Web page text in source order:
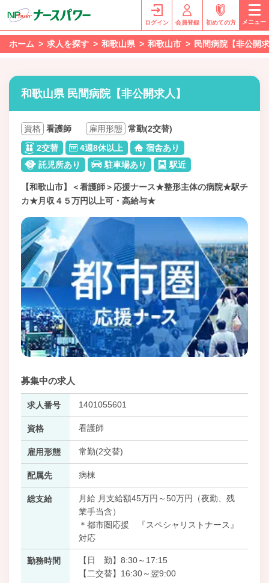
ログイン 会員登録 初めての方 メニュー
ホーム 求人を探す 和歌山県 和歌山市 民間病院【非公開
和歌山県 民間病院【非公開求人】
資格 看護師 雇用形態 常勤(2交替)
2交替
4週8休以上
宿舎あり
託児所あり
駐車場あり 駅近
【和歌山市】＜看護師＞応援ナース★整形主体の病院★駅チ
カ★月収４５万円以上可・高給与★
募集中の求人
求人番号 1401055601
資格 看護師
雇用形態 常勤(2交替)
配属先 病棟
総支給
月給 月支給額45万円～50万円（夜勤、残
業手当含）
＊都市圏応援 『スペシャリストナース』
対応
勤務時間
【日 勤】8:30～17:15
【二交替】16:30～翌9:00